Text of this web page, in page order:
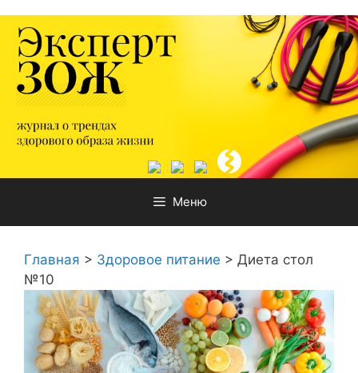
содержимому
Меню
Главная > Здоровое питание > Диета стол
№10